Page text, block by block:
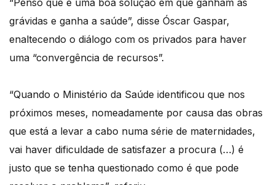
“Penso que é uma boa solução em que ganham as
grávidas e ganha a saúde”, disse Óscar Gaspar,
enaltecendo o diálogo com os privados para haver
uma “convergência de recursos”.
“Quando o Ministério da Saúde identificou que nos
próximos meses, nomeadamente por causa das obras
que está a levar a cabo numa série de maternidades,
vai haver dificuldade de satisfazer a procura (…) é
justo que se tenha questionado como é que pode